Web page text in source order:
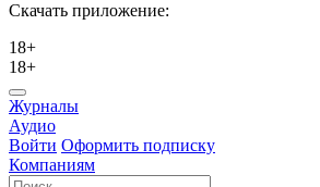
Скачать приложение:
18+
18+
Журналы
Аудио
Войти Оформить подписку
Компаниям